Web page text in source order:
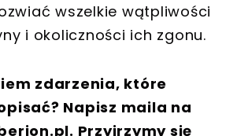
wszelkie wątpliwości
i okoliczności ich zgonu.
zdarzenia, które
Napisz maila na
. Przyjrzymy się